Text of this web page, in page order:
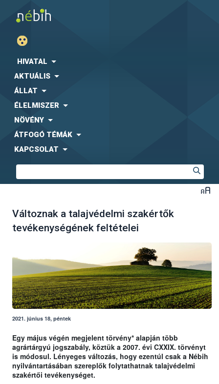
HIVATAL
AKTUÁLIS
ÁLLAT
ÉLELMISZER
NÖVÉNY
ÁTFOGÓ TÉMÁK
KAPCSOLAT
Változnak a talajvédelmi szakértők
tevékenységének feltételei
2021. június 18, péntek
Egy május végén megjelent törvény* alapján több
agrártárgyú jogszabály, köztük a 2007. évi CXXIX. törvényt
is módosul. Lényeges változás, hogy ezentúl csak a Nébih
nyilvántartásában szereplők folytathatnak talajvédelmi
szakértői tevékenységet.